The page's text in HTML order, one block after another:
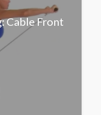
Cable Front